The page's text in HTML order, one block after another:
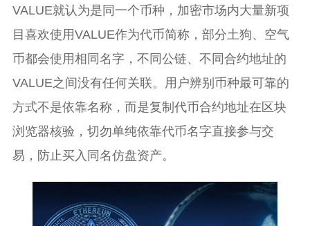
VALUE就认为是同一个币种，加密市场内大量新项
目喜欢使用VALUE作为代币简称，部分土狗、空气
币都会使用相同名字，不同公链、不同合约地址的
VALUE之间没有任何关联。用户辨别币种最可靠的
方式不是依靠名称，而是复制代币合约地址在区块
浏览器核验，切勿单纯依靠代币名字直接参与交
易，防止买入同名仿盘资产。